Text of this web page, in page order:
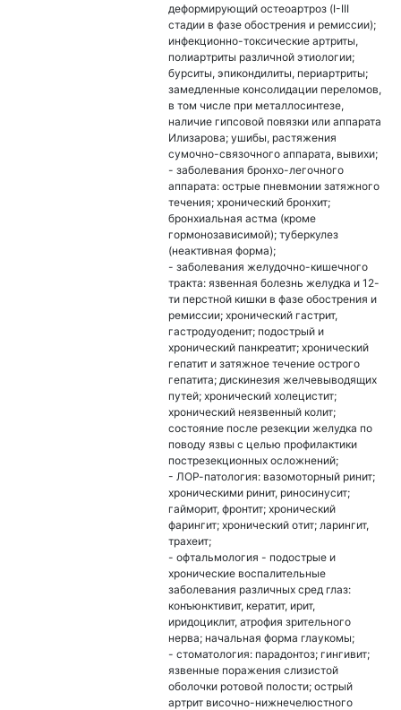
деформирующий остеоартроз (I-III
стадии в фазе обострения и ремиссии);
инфекционно-токсические артриты,
полиартриты различной этиологии;
бурситы, эпикондилиты, периартриты;
замедленные консолидации переломов,
в том числе при металлосинтезе,
наличие гипсовой повязки или аппарата
Илизарова; ушибы, растяжения
сумочно-связочного аппарата, вывихи;
- заболевания бронхо-легочного
аппарата: острые пневмонии затяжного
течения; хронический бронхит;
бронхиальная астма (кроме
гормонозависимой); туберкулез
(неактивная форма);
- заболевания желудочно-кишечного
тракта: язвенная болезнь желудка и 12-
ти перстной кишки в фазе обострения и
ремиссии; хронический гастрит,
гастродуоденит; подострый и
хронический панкреатит; хронический
гепатит и затяжное течение острого
гепатита; дискинезия желчевыводящих
путей; хронический холецистит;
хронический неязвенный колит;
состояние после резекции желудка по
поводу язвы с целью профилактики
пострезекционных осложнений;
- ЛОР-патология: вазомоторный ринит;
хроническими ринит, риносинусит;
гайморит, фронтит; хронический
фарингит; хронический отит; ларингит,
трахеит;
- офтальмология - подострые и
хронические воспалительные
заболевания различных сред глаз:
конъюнктивит, кератит, ирит,
иридоциклит, атрофия зрительного
нерва; начальная форма глаукомы;
- стоматология: парадонтоз; гингивит;
язвенные поражения слизистой
оболочки ротовой полости; острый
артрит височно-нижнечелюстного